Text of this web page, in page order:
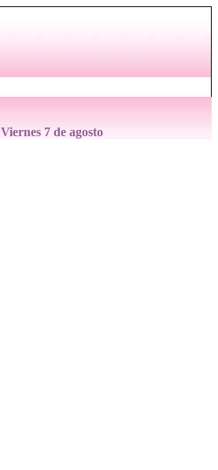
Viernes 7 de agosto